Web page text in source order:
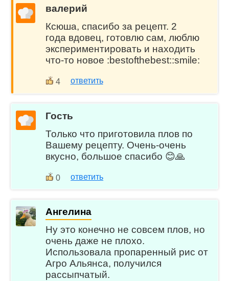
валерий
Ксюша, спасибо за рецепт. 2
года вдовец, готовлю сам, люблю
экспериментировать и находить
что-то новое :bestofthebest::smile:
4 ответить
Гость
Только что приготовила плов по
Вашему рецепту. Очень-очень
вкусно, большое спасибо 😊🙏
0 ответить
Ангелина
Ну это конечно не совсем плов, но
очень даже не плохо.
Использовала пропаренный рис от
Агро Альянса, получился
рассыпчатый.